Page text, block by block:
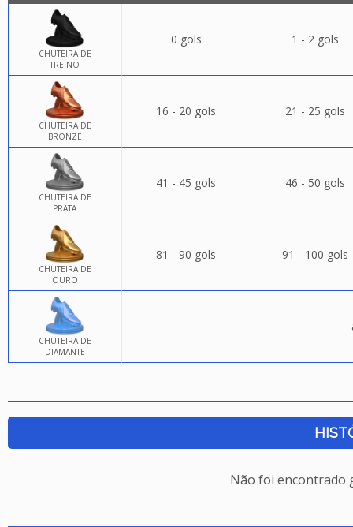
CHUTEIRA DE
TREINO
0 gols 1 - 2 gols
CHUTEIRA DE
BRONZE
16 - 20 gols 21 - 25 gols
CHUTEIRA DE
PRATA
41 - 45 gols 46 - 50 gols
CHUTEIRA DE
OURO
81 - 90 gols 91 - 100 gols
CHUTEIRA DE
DIAMANTE
Não foi encontrado